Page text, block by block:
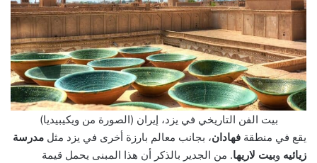
بيت الفن التاريخي في يزد، إيران (الصورة من ويكيبيديا)
يقع في منطقة فهادان، بجانب معالم بارزة أخرى في يزد مثل مدرسة
زيائيه وبيت لاريها. من الجدير بالذكر أن هذا المبنى يحمل قيمة